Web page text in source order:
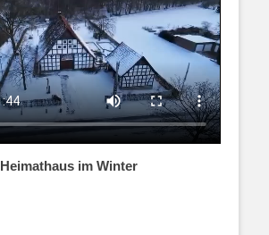
Heimathaus im Winter